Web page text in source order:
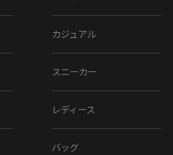
カジュアル
スニーカー
レディース
バッグ